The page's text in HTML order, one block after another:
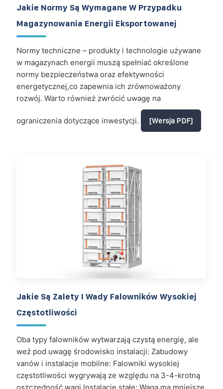
Jakie Normy Są Wymagane W Przypadku
Magazynowania Energii Eksportowanej
Normy techniczne – produkty i technologie używane
w magazynach energii muszą spełniać określone
normy bezpieczeństwa oraz efektywności
energetycznej,co zapewnia ich zrównoważony
rozwój. Warto również zwrócić uwagę na
ograniczenia dotyczące inwestycji. [Wersja PDF]
Jakie Są Zalety I Wady Falowników Wysokiej
Częstotliwości
Oba typy falowników wytwarzają czystą energię, ale
weź pod uwagę środowisko instalacji: Zabudowy
vanów i instalacje mobilne: Falowniki wysokiej
częstotliwości wygrywają ze względu na 3-4-krotną
oszczędność wagi Instalacje stałe: Waga ma mniejsze